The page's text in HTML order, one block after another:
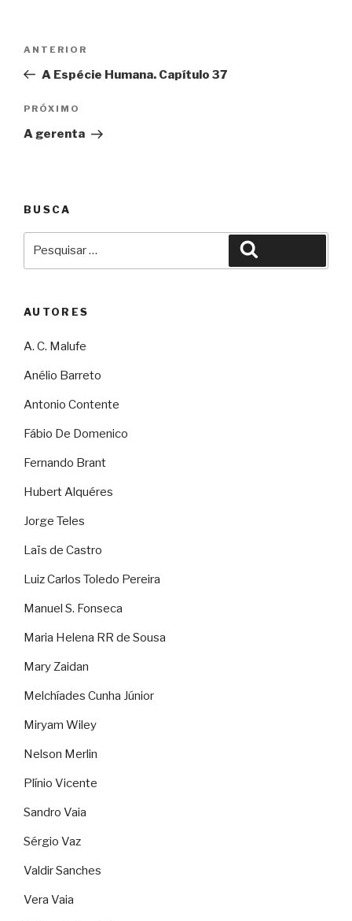
Post
Anterior
ANTERIOR
A Espécie Humana. Capítulo 37
Próximo
PRÓXIMO
A gerenta
BUSCA
AUTORES
A. C. Malufe
Anélio Barreto
Antonio Contente
Fábio De Domenico
Fernando Brant
Hubert Alquéres
Jorge Teles
Laïs de Castro
Luiz Carlos Toledo Pereira
Manuel S. Fonseca
Maria Helena RR de Sousa
Mary Zaidan
Melchíades Cunha Júnior
Miryam Wiley
Nelson Merlin
Plínio Vicente
Sandro Vaia
Sérgio Vaz
Valdir Sanches
Vera Vaia